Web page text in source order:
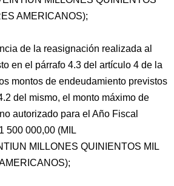
AMERICANOS);
de la reasignación realizada al
en el párrafo 4.3 del artículo 4 de la
montos de endeudamiento previstos
del mismo, el monto máximo de
autorizado para el Año Fiscal
500 000,00 (MIL
MILLONES QUINIENTOS MIL